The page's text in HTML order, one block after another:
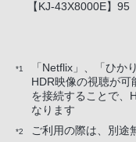
【KJ-43X8000E】95
*1
「Netflix」、「ひか
HDR映像の視聴が
を接続することで、
なります
*2 ご利用の際は、別途